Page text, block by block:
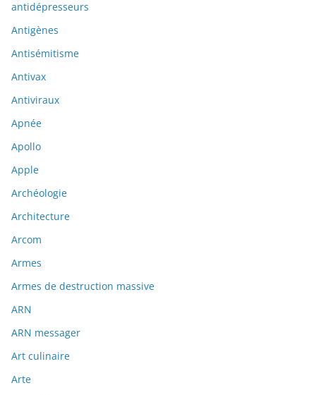
antidépresseurs
Antigènes
Antisémitisme
Antivax
Antiviraux
Apnée
Apollo
Apple
Archéologie
Architecture
Arcom
Armes
Armes de destruction massive
ARN
ARN messager
Art culinaire
Arte